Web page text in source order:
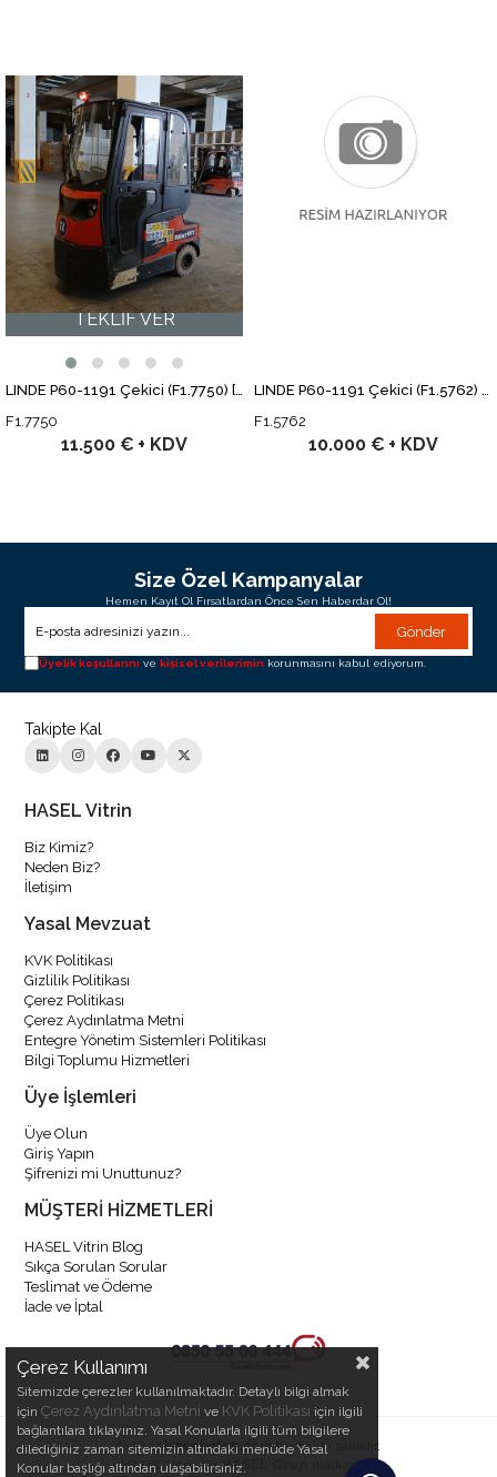
LINDE P60-1191 Çekici (F1.7750) [STR]
F1.7750
11.500 € + KDV
LINDE P60-1191 Çekici (F1.5762) [STR]
F1.5762
10.000 € + KDV
Size Özel Kampanyalar
Hemen Kayıt Ol Fırsatlardan Önce Sen Haberdar Ol!
Gönder
Üyelik koşullarını vekişisel verilerimin korunmasını kabul ediyorum.
Takipte Kal
HASEL Vitrin
Biz Kimiz?
Neden Biz?
İletişim
Yasal Mevzuat
KVK Politikası
Gizlilik Politikası
Çerez Politikası
Çerez Aydınlatma Metni
Entegre Yönetim Sistemleri Politikası
Bilgi Toplumu Hizmetleri
Üye İşlemleri
Üye Olun
Giriş Yapın
Şifrenizi mi Unuttunuz?
MÜŞTERİ HİZMETLERİ
HASEL Vitrin Blog
Sıkça Sorulan Sorular
Teslimat ve Ödeme
İade ve İptal
© 2023haselvitrin.comher hakkı saklıdır.
HASEL Vitrin birHASEL Grup markasıdır.
Çerez Kullanımı
Sitemizde çerezler kullanılmaktadır. Detaylı bilgi almak
için Çerez Aydınlatma Metni ve KVK Politikası için ilgili
bağlantılara tıklayınız. Yasal Konularla ilgili tüm bilgilere
dilediğiniz zaman sitemizin altındaki menüde Yasal
Konular başlığı altından ulaşabilirsiniz.